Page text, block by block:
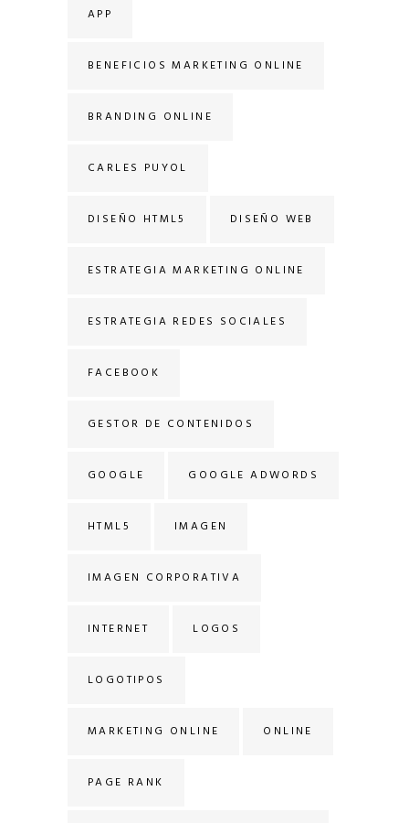
APP
BENEFICIOS MARKETING ONLINE
BRANDING ONLINE
CARLES PUYOL
DISEÑO HTML5 DISEÑO WEB
ESTRATEGIA MARKETING ONLINE
ESTRATEGIA REDES SOCIALES
FACEBOOK
GESTOR DE CONTENIDOS
GOOGLE GOOGLE ADWORDS
HTML5 IMAGEN
IMAGEN CORPORATIVA
INTERNET LOGOS
LOGOTIPOS
MARKETING ONLINE ONLINE
PAGE RANK